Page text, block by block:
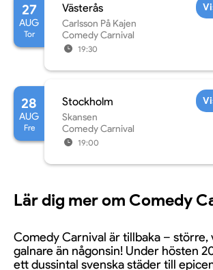
27
AUG
Tor
Västerås
Carlsson På Kajen
Comedy Carnival
19:30
28
AUG
Fre
Stockholm
Skansen
Comedy Carnival
19:00
Lär dig mer om Comedy
Comedy Carnival är tillbaka – större,
galnare än någonsin! Under hösten
ett dussintal svenska städer till